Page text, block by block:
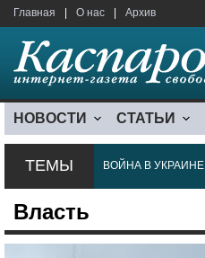
Главная О нас Архив
НОВОСТИ СТАТЬИ
ТЕМЫ ВОЙНА В УКРАИНЕ
Власть